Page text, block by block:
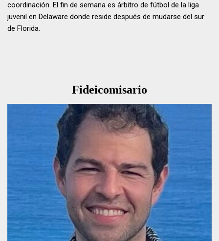
coordinación. El fin de semana es árbitro de fútbol de la liga
juvenil en Delaware donde reside después de mudarse del sur
de Florida.
Fideicomisario